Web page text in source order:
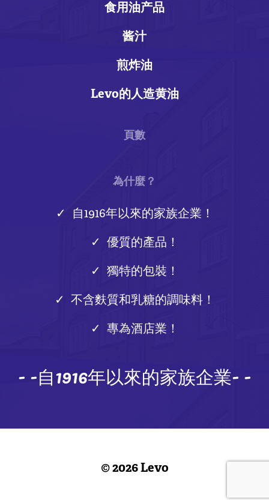
食用油产品
酱汁
煎炸油
Levo的人造黄油
頁數
為什麼？
自1916年以來的家族企業！
優質的產品！
獨特的包裝！
不含麩質和乳糖的調味料！
專為酒店業！
- -自1916年以來的家族企業- -
© 2026 Levo